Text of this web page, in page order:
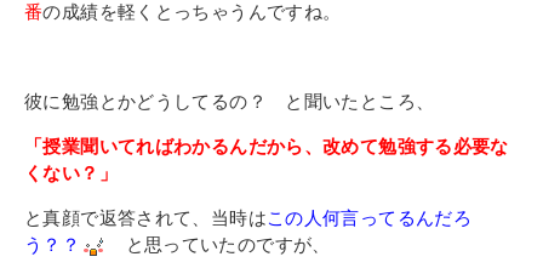
番の成績を軽くとっちゃうんですね。
彼に勉強とかどうしてるの？ と聞いたところ、
「授業聞いてればわかるんだから、改めて勉強する必要な
くない？」
と真顔で返答されて、当時はこの人何言ってるんだろ
う？？
と思っていたのですが、